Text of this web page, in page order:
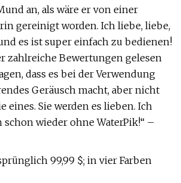
an, als wäre er von einer
gereinigt worden. Ich liebe, liebe,
es ist super einfach zu bedienen!
zahlreiche Bewertungen gelesen
dass es bei der Verwendung
Geräusch macht, aber nicht
eines. Sie werden es lieben. Ich
schon wieder ohne WaterPik!“ –
99,99 $; in vier Farben